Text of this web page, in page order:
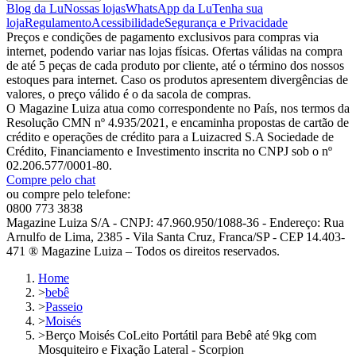
Blog da LuNossas lojasWhatsApp da LuTenha sua
lojaRegulamentoAcessibilidadeSegurança e Privacidade
Preços e condições de pagamento exclusivos para compras via
internet, podendo variar nas lojas físicas. Ofertas válidas na compra
de até 5 peças de cada produto por cliente, até o término dos nossos
estoques para internet. Caso os produtos apresentem divergências de
valores, o preço válido é o da sacola de compras.
O Magazine Luiza atua como correspondente no País, nos termos da
Resolução CMN nº 4.935/2021, e encaminha propostas de cartão de
crédito e operações de crédito para a Luizacred S.A Sociedade de
Crédito, Financiamento e Investimento inscrita no CNPJ sob o nº
02.206.577/0001-80.
Compre pelo chat
ou compre pelo telefone:
0800 773 3838
Magazine Luiza S/A - CNPJ: 47.960.950/1088-36 - Endereço: Rua
Arnulfo de Lima, 2385 - Vila Santa Cruz, Franca/SP - CEP 14.403-
471 ® Magazine Luiza – Todos os direitos reservados.
Home
>bebê
>Passeio
>Moisés
>Berço Moisés CoLeito Portátil para Bebê até 9kg com
Mosquiteiro e Fixação Lateral - Scorpion